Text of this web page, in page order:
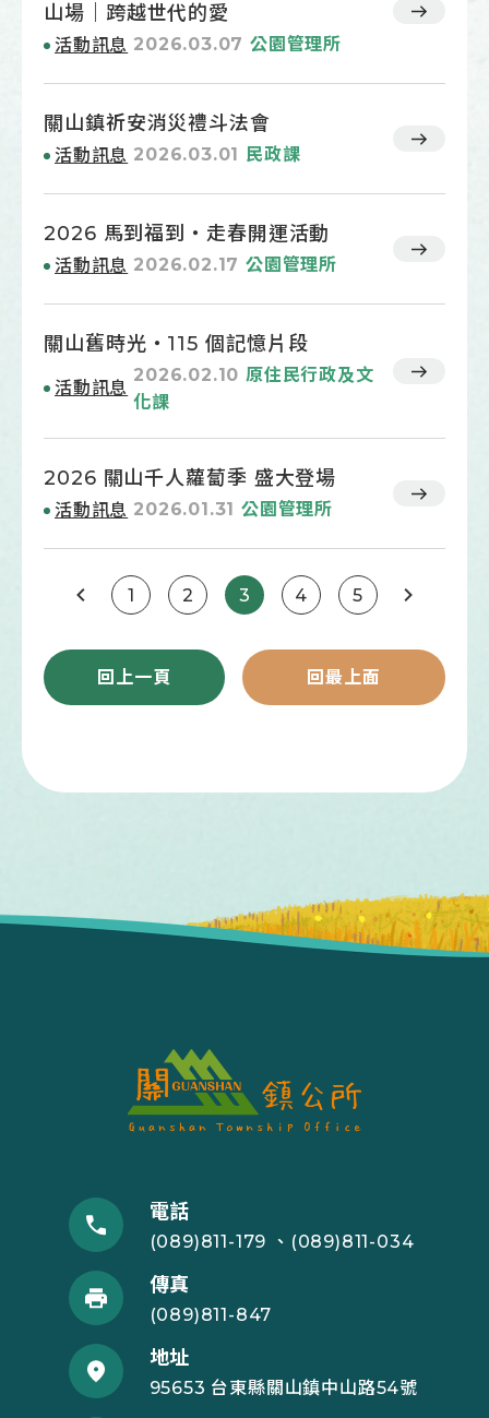
山場｜跨越世代的愛
活動訊息 2026.03.07公園管理所
關山鎮祈安消災禮斗法會
活動訊息 2026.03.01 民政課
2026 馬到福到・走春開運活動
活動訊息 2026.02.17公園管理所
關山舊時光・115 個記憶片段
活動訊息
2026.02.10原住民行政及文
化課
2026 關山千人蘿蔔季 盛大登場
活動訊息 2026.01.31公園管理所
1 2 3 4 5
回上一頁 回最上面
電話
(089)811-179 、(089)811-034
傳真
(089)811-847
地址
95653 台東縣關山鎮中山路54號